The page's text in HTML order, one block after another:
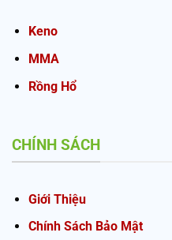
Keno
MMA
Rồng Hổ
CHÍNH SÁCH
Giới Thiệu
Chính Sách Bảo Mật